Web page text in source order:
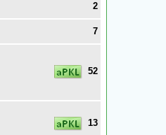
2
7
52
13